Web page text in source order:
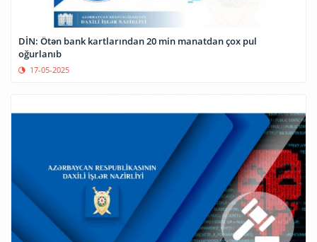
DİN: Ötən bank kartlarından 20 min manatdan çox pul
oğurlanıb
17-05-2025